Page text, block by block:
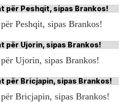
Peshqit, sipas Brankos!
Ujorin, sipas Brankos!
Bricjapin, sipas Brankos!